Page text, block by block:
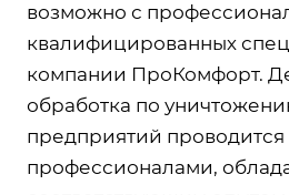
возможно с
квалифицированных
компании ПроКомфорт.
обработка по
предприятий проводится
профессионалами,